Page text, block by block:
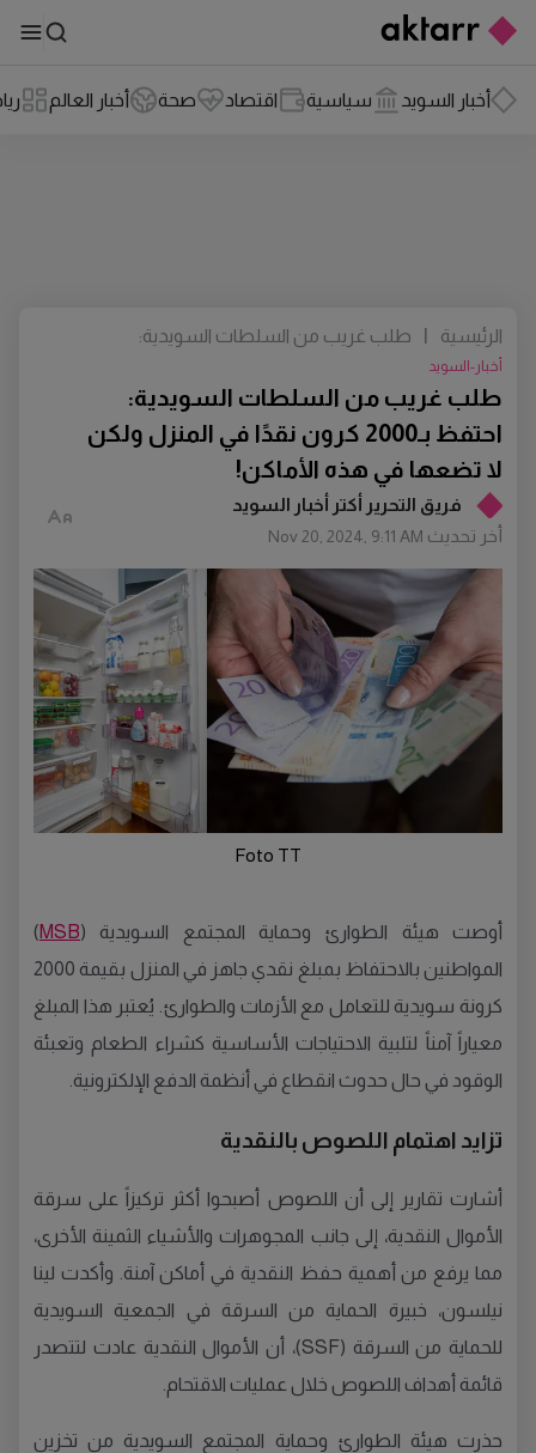
أخبار السويد سياسية اقتصاد صحة أخبار العالم
فريق التحرير أكتر أخبار السويد
أخر تحديث Nov 20, 2024, 9:11 AM
طلب غريب من السلطات السويدية:
احتفظ بـ2000 كرون نقدًا في المنزل ولكن
لا تضعها في هذه الأماكن!
أخبار-السويد
الرئيسية |
طلب غريب من السلطات السويدية:
لا تضعها في هذه الأماكن!
Foto TT
أوصت هيئة الطوارئ وحماية المجتمع السويدية (MSB
)
المواطنين بالاحتفاظ بمبلغ نقدي جاهز في المنزل بقيمة 2000
كرونة سويدية للتعامل مع الأزمات والطوارئ. يُعتبر هذا المبلغ
معياراً آمناً لتلبية الاحتياجات الأساسية كشراء الطعام وتعبئة
الوقود في حال حدوث انقطاع في أنظمة الدفع الإلكترونية.
تزايد اهتمام اللصوص بالنقدية
أشارت تقارير إلى أن اللصوص أصبحوا أكثر تركيزاً على سرقة
الأموال النقدية، إلى جانب المجوهرات والأشياء الثمينة الأخرى،
مما يرفع من أهمية حفظ النقدية في أماكن آمنة. وأكدت لينا
نيلسون، خبيرة الحماية من السرقة في الجمعية السويدية
للحماية من السرقة (SSF)، أن الأموال النقدية عادت لتتصدر
قائمة أهداف اللصوص خلال عمليات الاقتحام.
حذرت هيئة الطوارئ وحماية المجتمع السويدية من تخزين